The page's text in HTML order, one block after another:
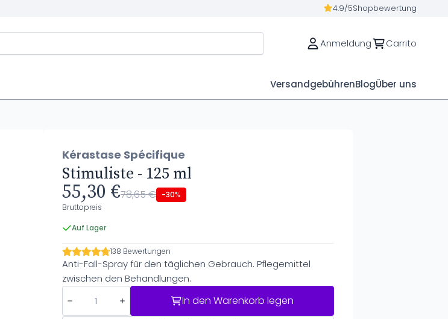
4.9/5Shopbewertung
Anmeldung Carrito
VersandgebührenBlogÜber uns
Kérastase Spécifique
Stimuliste - 125 ml
55,30 €78,65 € -30%
Bruttopreis
Auf Lager
138 Bewertungen
Anti-Fall-Spray für den täglichen Gebrauch. Pflegemittel
zwischen den Behandlungen.
In den Warenkorb legen